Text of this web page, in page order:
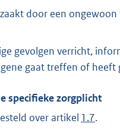
door een
gevolgen verricht,
gaat treffen of
specifieke zorgplicht
over artikel 1.7.